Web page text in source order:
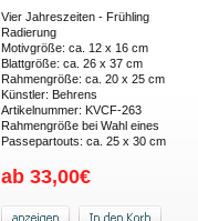
Vier Jahreszeiten - Frühling
Radierung
Motivgröße: ca. 12 x 16 cm
Blattgröße: ca. 26 x 37 cm
Rahmengröße: ca. 20 x 25 cm
Künstler: Behrens
Artikelnummer: KVCF-263
Rahmengröße bei Wahl eines
Passepartouts: ca. 25 x 30 cm
ab 33,00€